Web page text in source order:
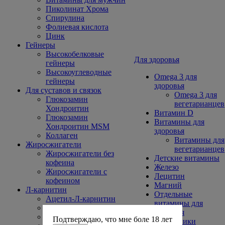
Пиколинат Хрома
Спирулина
Фолиевая кислота
Цинк
Гейнеры
Высокобелковые
гейнеры
Высокоуглеводные
гейнеры
Для суставов и связок
Глюкозамин
Хондроитин
Глюкозамин
Хондроитин MSM
Коллаген
Жиросжигатели
Жиросжигатели без
кофеина
Жиросжигатели с
кофеином
Л-карнитин
Ацетил-Л-карнитин
В капсулах, таблетках
В порошке
Для здоровья
Omega 3 для
здоровья
Omega 3 для
вегетарианцев
Витамин D
Витамины для
здоровья
Витамины для
вегетарианцев
Детские витамины
Железо
Лецитин
Магний
Отдельные
витамины для
здоровья
Суставники
Подтверждаю, что мне боле 18 лет